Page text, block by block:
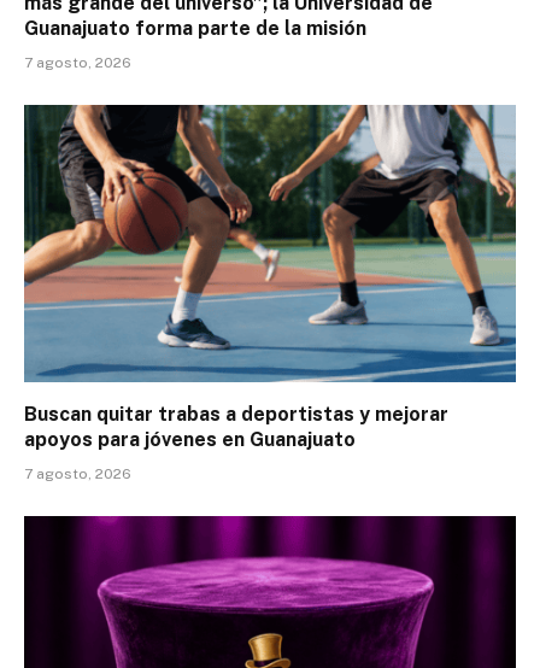
Guanajuato forma parte de la misión
7 agosto, 2026
Buscan quitar trabas a deportistas y mejorar
apoyos para jóvenes en Guanajuato
7 agosto, 2026